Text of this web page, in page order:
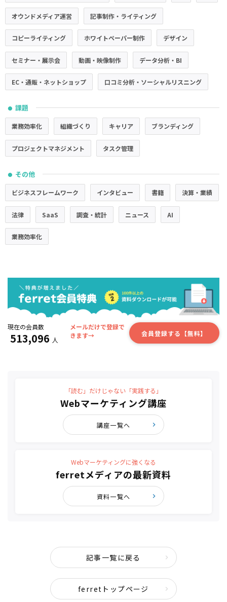
オウンドメディア運営 記事制作・ライティング
コピーライティング ホワイトペーパー制作 デザイン
セミナー・展示会 動画・映像制作 データ分析・BI
EC・通販・ネットショップ 口コミ分析・ソーシャルリスニング
● 課題
業務効率化 組織づくり キャリア ブランディング
プロジェクトマネジメント タスク管理
● その他
ビジネスフレームワーク インタビュー 書籍 決算・業績
法律 SaaS 調査・統計 ニュース AI
業務効率化
現在の会員数
513,096 人
メールだけで登録で
きます→
会員登録する【無料】
「読む」だけじゃない「実践する」
Webマーケティング講座
講座一覧へ
Webマーケティングに強くなる
ferretメディアの最新資料
資料一覧へ
記事一覧に戻る
ferretトップページ